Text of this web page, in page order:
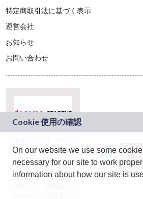
特定商取引法に基づく表示
運営会社
お知らせ
お問い合わせ
ドコモグループの新
規事業創出プログラ
ム「docomo
STARTUP」を通じて
On our website we use some
necessary for our site to work
information about how our site is